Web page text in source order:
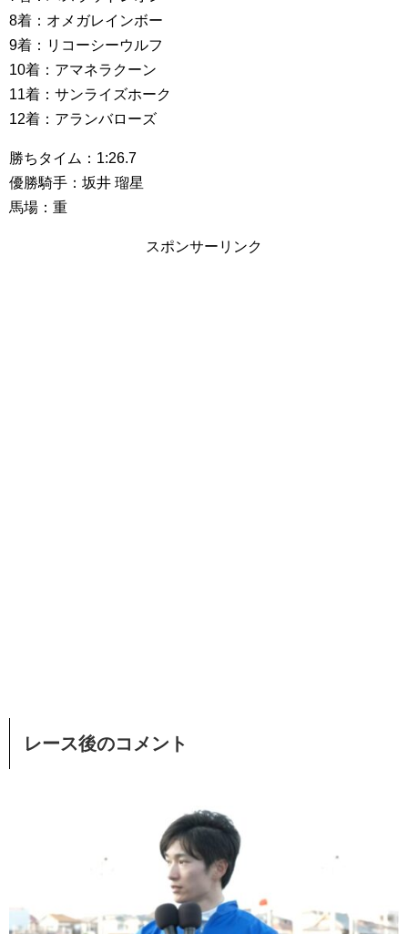
8着：オメガレインボー
9着：リコーシーウルフ
10着：アマネラクーン
11着：サンライズホーク
12着：アランバローズ
勝ちタイム：1:26.7
優勝騎手：坂井 瑠星
馬場：重
スポンサーリンク
レース後のコメント